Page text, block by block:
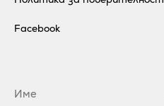
Facebook